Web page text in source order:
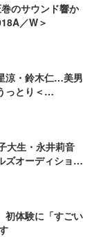
のサウンド響か
／W＞
涼・鈴木仁…美男
っとり＜
大生・永井莉音
ズオーディション
初体験に「すごい